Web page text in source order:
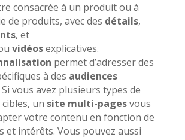
consacrée à un produit ou à
de produits, avec des détails,
, et
vidéosexplicatives.
permet d’adresser des
à des audiences
Si vous avez plusieurs types de
un site multi-pagesvous
votre contenu en fonction de
et intérêts. Vous pouvez aussi